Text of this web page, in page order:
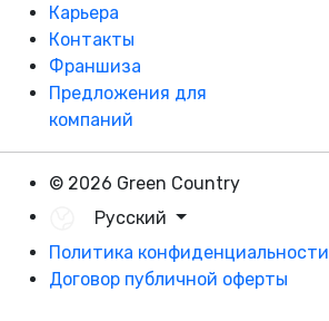
Карьера
Контакты
Франшиза
Предложения для
компаний
© 2026 Green Country
Русский
Политика конфиденциальности
Договор публичной оферты